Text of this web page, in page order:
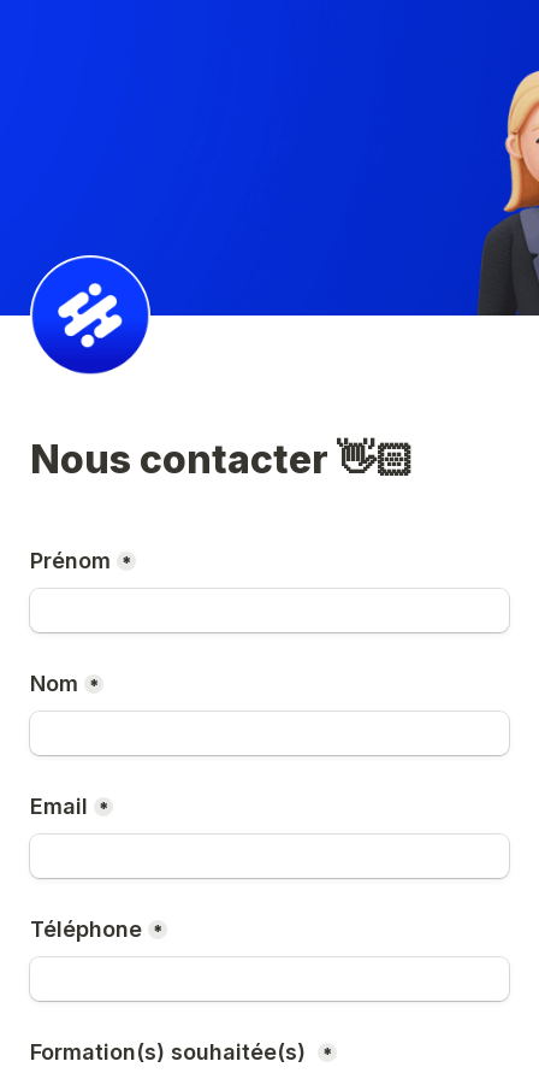
Nous contacter 👋🏻
Prénom *
Nom *
Email *
Téléphone *
Formation(s) souhaitée(s) *